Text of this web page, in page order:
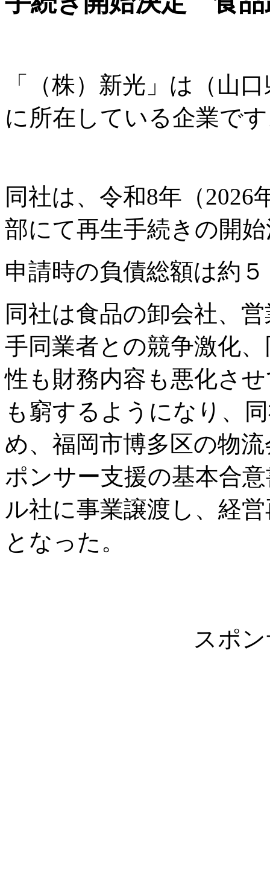
「（株）新光」は（山
に所在している企業で
同社は、令和8年（2026
部にて再生手続きの開
申請時の負債総額は約
同社は食品の卸会社、
手同業者との競争激化
性も財務内容も悪化さ
も窮するようになり、
め、福岡市博多区の物
ポンサー支援の基本合
ル社に事業譲渡し、経
となった。
スポ